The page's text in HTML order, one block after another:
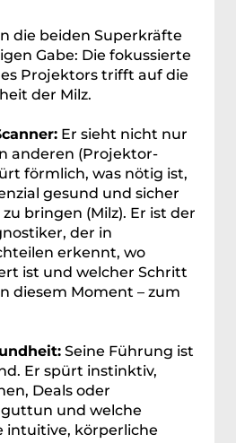
die beiden Superkräfte
Gabe: Die fokussierte
Projektors trifft auf die
der Milz.
Er sieht nicht nur
anderen (Projektor-
förmlich, was nötig ist,
gesund und sicher
bringen (Milz). Er ist der
der in
erkennt, wo
ist und welcher Schritt
diesem Moment – zum
Seine Führung ist
Er spürt instinktiv,
Deals oder
und welche
intuitive, körperliche